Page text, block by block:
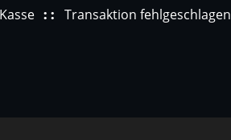
Kasse Transaktion fehlgeschlagen